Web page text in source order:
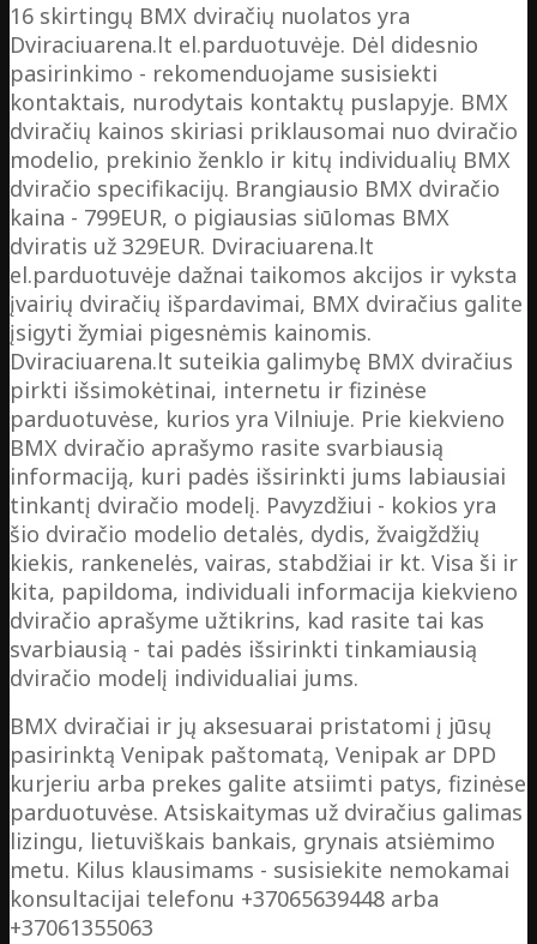
16 skirtingų BMX dviračių nuolatos yra
Dviraciuarena.lt el.parduotuvėje. Dėl didesnio
pasirinkimo - rekomenduojame susisiekti
kontaktais, nurodytais kontaktų puslapyje. BMX
dviračių kainos skiriasi priklausomai nuo dviračio
modelio, prekinio ženklo ir kitų individualių BMX
dviračio specifikacijų. Brangiausio BMX dviračio
kaina - 799EUR, o pigiausias siūlomas BMX
dviratis už 329EUR. Dviraciuarena.lt
el.parduotuvėje dažnai taikomos akcijos ir vyksta
įvairių dviračių išpardavimai, BMX dviračius galite
įsigyti žymiai pigesnėmis kainomis.
Dviraciuarena.lt suteikia galimybę BMX dviračius
pirkti išsimokėtinai, internetu ir fizinėse
parduotuvėse, kurios yra Vilniuje. Prie kiekvieno
BMX dviračio aprašymo rasite svarbiausią
informaciją, kuri padės išsirinkti jums labiausiai
tinkantį dviračio modelį. Pavyzdžiui - kokios yra
šio dviračio modelio detalės, dydis, žvaigždžių
kiekis, rankenelės, vairas, stabdžiai ir kt. Visa ši ir
kita, papildoma, individuali informacija kiekvieno
dviračio aprašyme užtikrins, kad rasite tai kas
svarbiausią - tai padės išsirinkti tinkamiausią
dviračio modelį individualiai jums.
BMX dviračiai ir jų aksesuarai pristatomi į jūsų
pasirinktą Venipak paštomatą, Venipak ar DPD
kurjeriu arba prekes galite atsiimti patys, fizinėse
parduotuvėse. Atsiskaitymas už dviračius galimas
lizingu, lietuviškais bankais, grynais atsiėmimo
metu. Kilus klausimams - susisiekite nemokamai
konsultacijai telefonu +37065639448 arba
+37061355063